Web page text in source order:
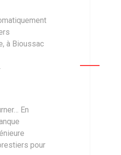
à Bioussac
En
pour